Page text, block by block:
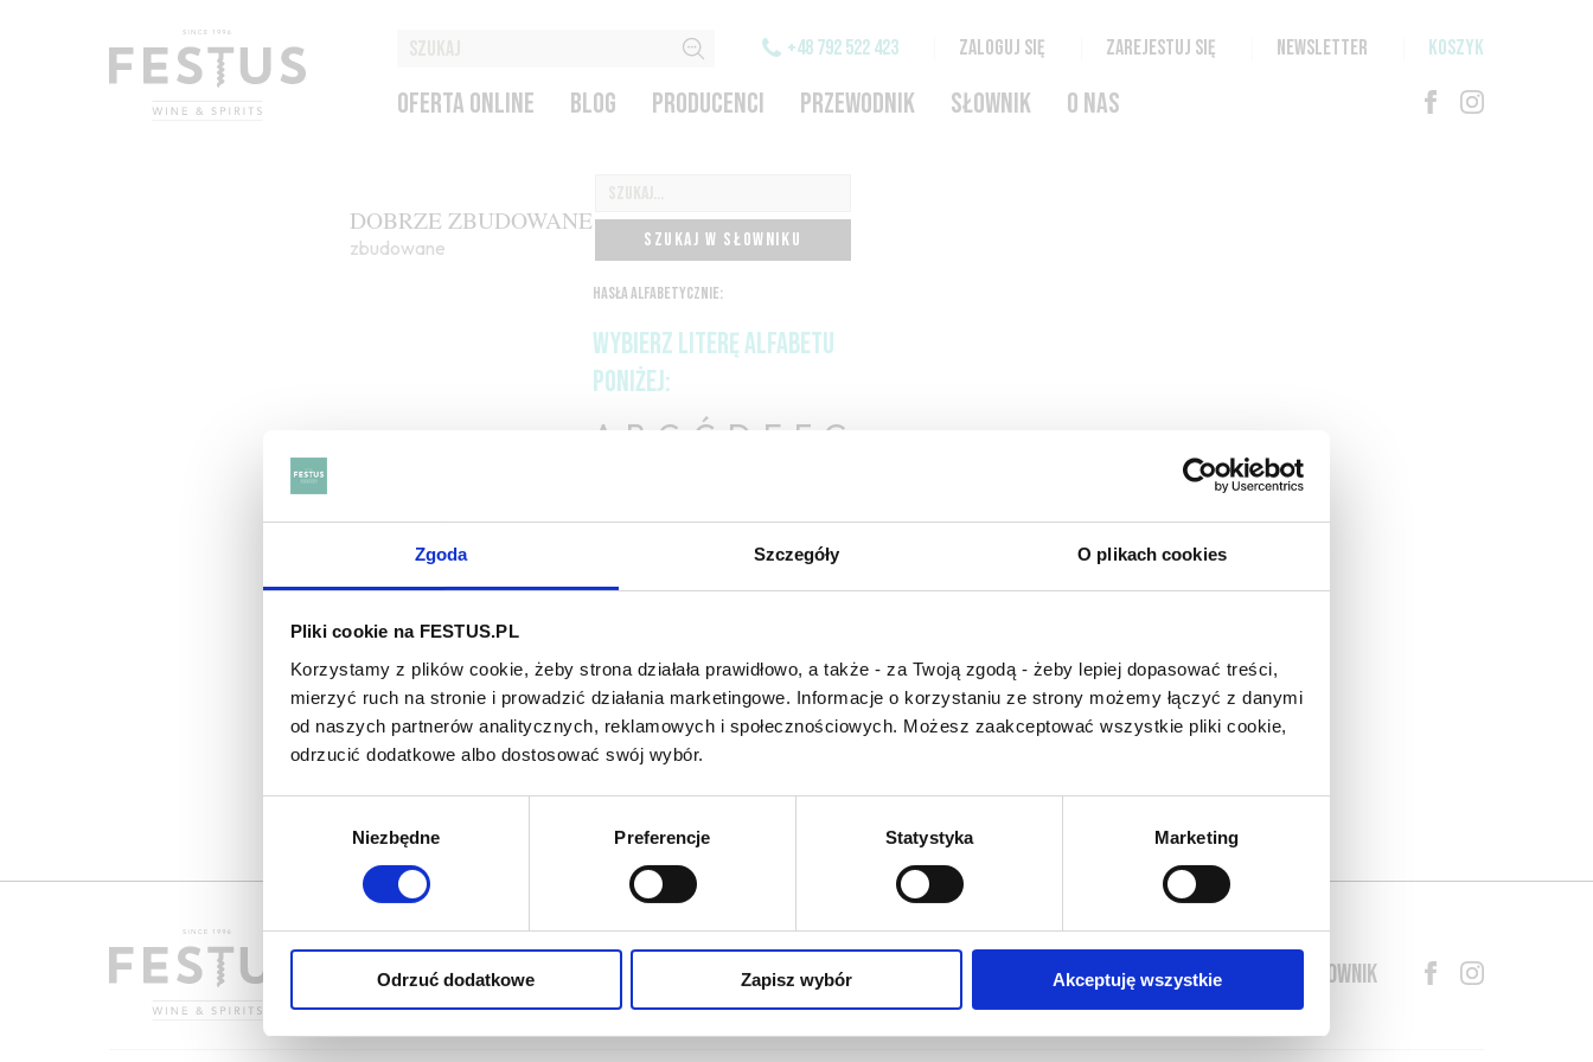
Zgoda Szczegóły O plikach cookies
Pliki cookie na FESTUS.PL
Korzystamy z plików cookie, żeby strona działała prawidłowo, a także - za Twoją zgodą - żeby lepiej dopasować treści,
mierzyć ruch na stronie i prowadzić działania marketingowe. Informacje o korzystaniu ze strony możemy łączyć z danymi
od naszych partnerów analitycznych, reklamowych i społecznościowych. Możesz zaakceptować wszystkie pliki cookie,
odrzucić dodatkowe albo dostosować swój wybór.
Niezbędne Preferencje Statystyka Marketing
Odrzuć dodatkowe Zapisz wybór Akceptuję wszystkie
+48 792 522 423 ZALOGUJ SIĘ ZAREJESTUJ SIĘ NEWSLETTER KOSZYK
OFERTA ONLINE BLOG PRODUCENCI PRZEWODNIK SŁOWNIK O NAS
DOBRZE ZBUDOWANE
zbudowane SZUKAJ W SŁOWNIKU
HASŁA ALFABETYCZNIE:
WYBIERZ LITERĘ ALFABETU
PONIŻEJ:
A B C-Ć D E F G
O-Ó P Q R S-Ś T
X-Y
Z-Ź-Ż
wprowadzaniem do
słownika nowych haseł.
Jeśli jakis termin stwarza
Państwu szczególny
słowniku -proszę nas o
tym poinformować
O NAS OFERTA ONLINE PRODUCENCI BLOG PRZEWODNIK SŁOWNIK